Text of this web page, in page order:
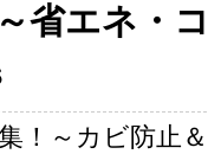
省エネ・
！～カビ防止